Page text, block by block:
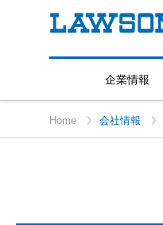
企業情報
Home 会社情報